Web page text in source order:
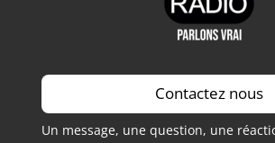
Contactez nous
Un message, une question, une